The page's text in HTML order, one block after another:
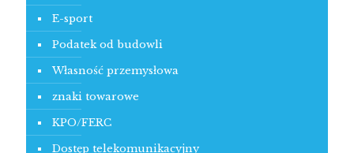
E-sport
Podatek od budowli
Własność przemysłowa
znaki towarowe
KPO/FERC
Dostęp telekomunikacyjny